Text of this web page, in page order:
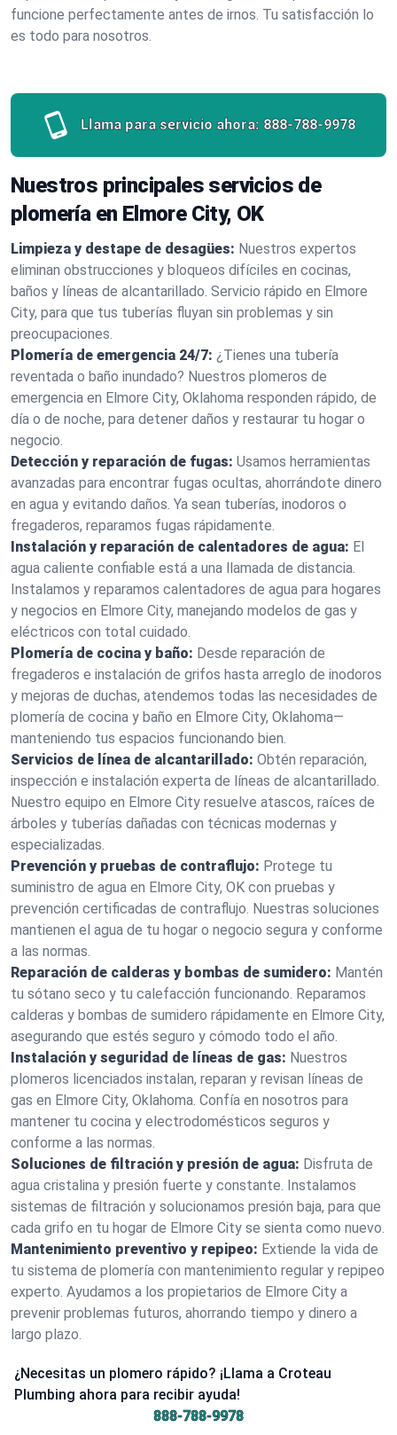
funcione perfectamente antes de irnos. Tu satisfacción lo
es todo para nosotros.
Llama para servicio ahora: 888-788-9978
Nuestros principales servicios de
plomería en Elmore City, OK
Limpieza y destape de desagües: Nuestros expertos
eliminan obstrucciones y bloqueos difíciles en cocinas,
baños y líneas de alcantarillado. Servicio rápido en Elmore
City, para que tus tuberías fluyan sin problemas y sin
preocupaciones.
Plomería de emergencia 24/7: ¿Tienes una tubería
reventada o baño inundado? Nuestros plomeros de
emergencia en Elmore City, Oklahoma responden rápido, de
día o de noche, para detener daños y restaurar tu hogar o
negocio.
Detección y reparación de fugas: Usamos herramientas
avanzadas para encontrar fugas ocultas, ahorrándote dinero
en agua y evitando daños. Ya sean tuberías, inodoros o
fregaderos, reparamos fugas rápidamente.
Instalación y reparación de calentadores de agua: El
agua caliente confiable está a una llamada de distancia.
Instalamos y reparamos calentadores de agua para hogares
y negocios en Elmore City, manejando modelos de gas y
eléctricos con total cuidado.
Plomería de cocina y baño: Desde reparación de
fregaderos e instalación de grifos hasta arreglo de inodoros
y mejoras de duchas, atendemos todas las necesidades de
plomería de cocina y baño en Elmore City, Oklahoma—
manteniendo tus espacios funcionando bien.
Servicios de línea de alcantarillado: Obtén reparación,
inspección e instalación experta de líneas de alcantarillado.
Nuestro equipo en Elmore City resuelve atascos, raíces de
árboles y tuberías dañadas con técnicas modernas y
especializadas.
Prevención y pruebas de contraflujo: Protege tu
suministro de agua en Elmore City, OK con pruebas y
prevención certificadas de contraflujo. Nuestras soluciones
mantienen el agua de tu hogar o negocio segura y conforme
a las normas.
Reparación de calderas y bombas de sumidero: Mantén
tu sótano seco y tu calefacción funcionando. Reparamos
calderas y bombas de sumidero rápidamente en Elmore City,
asegurando que estés seguro y cómodo todo el año.
Instalación y seguridad de líneas de gas: Nuestros
plomeros licenciados instalan, reparan y revisan líneas de
gas en Elmore City, Oklahoma. Confía en nosotros para
mantener tu cocina y electrodomésticos seguros y
conforme a las normas.
Soluciones de filtración y presión de agua: Disfruta de
agua cristalina y presión fuerte y constante. Instalamos
sistemas de filtración y solucionamos presión baja, para que
cada grifo en tu hogar de Elmore City se sienta como nuevo.
Mantenimiento preventivo y repipeo: Extiende la vida de
tu sistema de plomería con mantenimiento regular y repipeo
experto. Ayudamos a los propietarios de Elmore City a
prevenir problemas futuros, ahorrando tiempo y dinero a
largo plazo.
¿Necesitas un plomero rápido? ¡Llama a Croteau
Plumbing ahora para recibir ayuda!
888-788-9978